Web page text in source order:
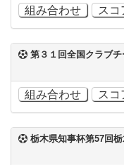
組み合わせ スコ
第３１回全国クラブ
組み合わせ スコ
栃木県知事杯第57回